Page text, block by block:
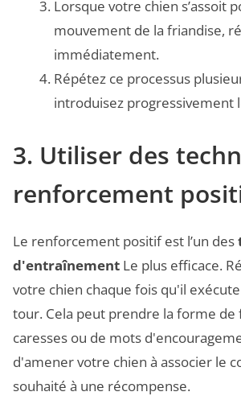
Lorsque votre chien s’assoit
mouvement de la friandise,
immédiatement.
Répétez ce processus
introduisez progressivement
3. Utiliser des
renforcement
Le renforcement positif est l’un des
d'entraînement Le plus efficace.
votre chien chaque fois qu'il
tour. Cela peut prendre la forme de
caresses ou de mots
d'amener votre chien à associer le
souhaité à une récompense.